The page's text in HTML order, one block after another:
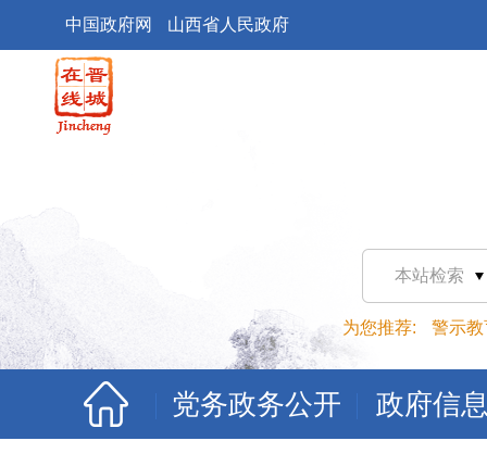
中国政府网 山西省人民政府
本站检索
为您推荐: 警示教
党务政务公开 政府信